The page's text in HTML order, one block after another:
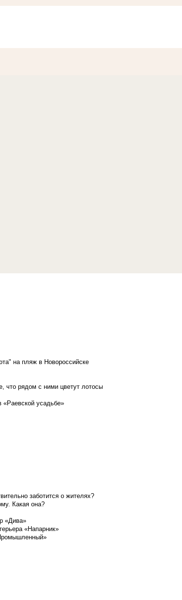
на пляж в Новороссийске
что рядом с ними цветут лотосы
«Раевской усадьбе»
заботится о жителях?
Какая она?
«Дива»
«Напарник»